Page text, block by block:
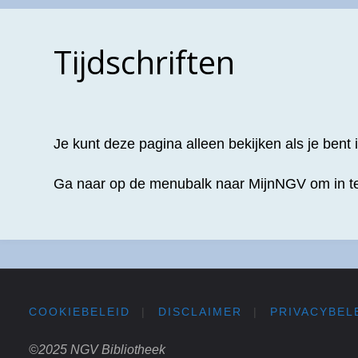
Tijdschriften
Je kunt deze pagina alleen bekijken als je bent
Ga naar op de menubalk naar MijnNGV om in
COOKIEBELEID | DISCLAIMER |
©2025 NGV Bibliotheek